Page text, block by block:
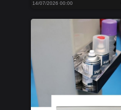
14/07/2026 00:00